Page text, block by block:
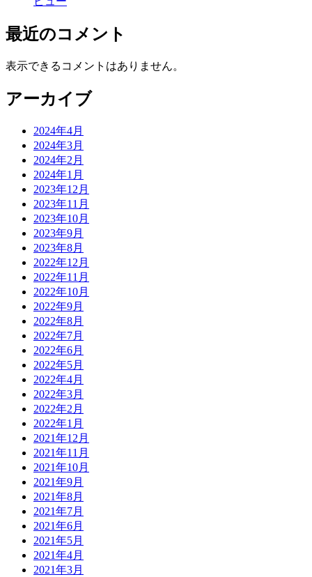
最近のコメント
表示できるコメントはありません。
アーカイブ
2024年4月
2024年3月
2024年2月
2024年1月
2023年12月
2023年11月
2023年10月
2023年9月
2023年8月
2022年12月
2022年11月
2022年10月
2022年9月
2022年8月
2022年7月
2022年6月
2022年5月
2022年4月
2022年3月
2022年2月
2022年1月
2021年12月
2021年11月
2021年10月
2021年9月
2021年8月
2021年7月
2021年6月
2021年5月
2021年4月
2021年3月